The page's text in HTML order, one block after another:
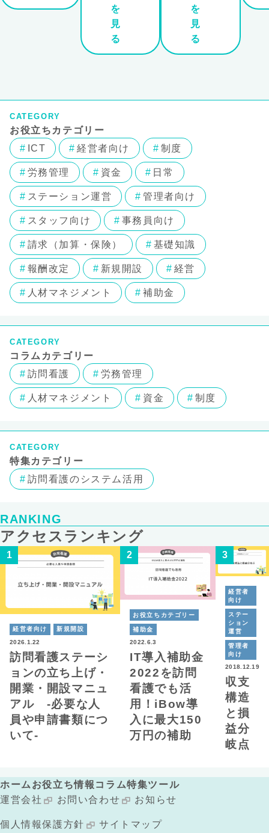
を
見
る
を
見
る
CATEGORY
お役立ちカテゴリー
ICT
経営者向け 制度
労務管理 資金 日常
ステーション運営 管理者向け
スタッフ向け 事務員向け
請求（加算・保険） 基礎知識
報酬改定 新規開設 経営
人材マネジメント 補助金
CATEGORY
コラムカテゴリー
訪問看護
労務管理
人材マネジメント 資金 制度
CATEGORY
特集カテゴリー
訪問看護のシステム活用
RANKING
アクセスランキング
経営者向け
新規開設
2026.1.22
訪問看護ステーシ
ョンの立ち上げ・
開業・開設マニュ
アル -必要な人
員や申請書類につ
いて-
お役立ちカテゴリー
補助金
2022.6.3
IT導入補助金
2022を訪問
看護でも活
用！iBow導
入に最大150
万円の補助
経営者
向け
ステー
ション
運営
管理者
向け
2018.12.19
収支
構造
と損
益分
岐点
ホーム お役立ち情報 コラム特集ツール
運営会社
お問い合わせ お知らせ
個人情報保護方針 サイトマップ